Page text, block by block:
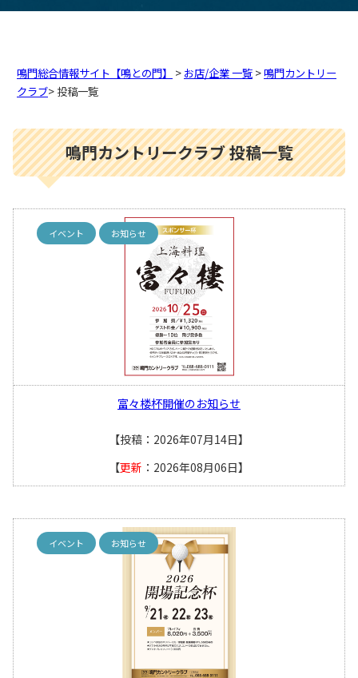
鳴門総合情報サイト【鳴との門】 > お店/企業 一覧 >鳴門カントリー
クラブ> 投稿一覧
鳴門カントリークラブ 投稿一覧
イベント お知らせ
富々楼杯開催のお知らせ
【投稿：2026年07月14日】
【更新 ：2026年08月06日】
イベント お知らせ